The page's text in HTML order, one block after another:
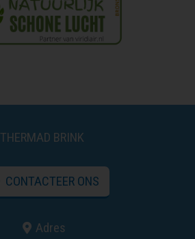
THERMAD BRINK
CONTACTEER ONS
Adres